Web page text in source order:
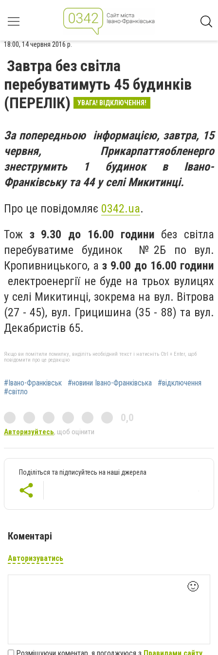
18:00, 14 червня 2016 р.
Завтра без світла
перебуватимуть 45 будинків
(ПЕРЕЛІК)
УВАГА! ВІДКЛЮЧЕННЯ!
За попередньою інформацією, завтра, 15
червня, Прикарпаттяобленерго
знеструмить 1 будинок в Івано-
Франківську та 44 у селі Микитинці.
Про це повідомляє 0342.ua.
Тож з 9.30 до 16.00 години без світла
перебуватиме будинок №2Б по вул.
Кропивницького, а з 9.00 до 16.00 години
електроенергії не буде на трьох вулицях
у селі Микитинці, зокрема на вул. Вітрова
(27 - 45), вул. Грицишина (35 - 88) та вул.
Декабристів 65.
Якщо ви помітили помилку, виділіть необхідний текст і натисніть Ctrl + Enter, щоб
повідомити про це редакцію
#Івано-Франківськ #новини Івано-Франківська
#відключення
#світло
0,0
Авторизуйтесь, щоб оцінити
Поділіться та підписуйтесь на наші джерела
Коментарі
Авторизуватись
🙂